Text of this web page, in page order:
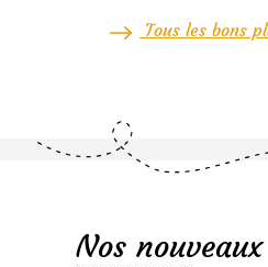
Tous les bons
Nos